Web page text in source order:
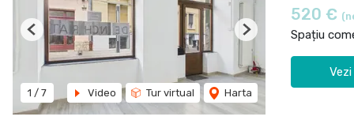
1 / 7 Video Tur virtual Harta
Previous Next
520 €
Spațiu